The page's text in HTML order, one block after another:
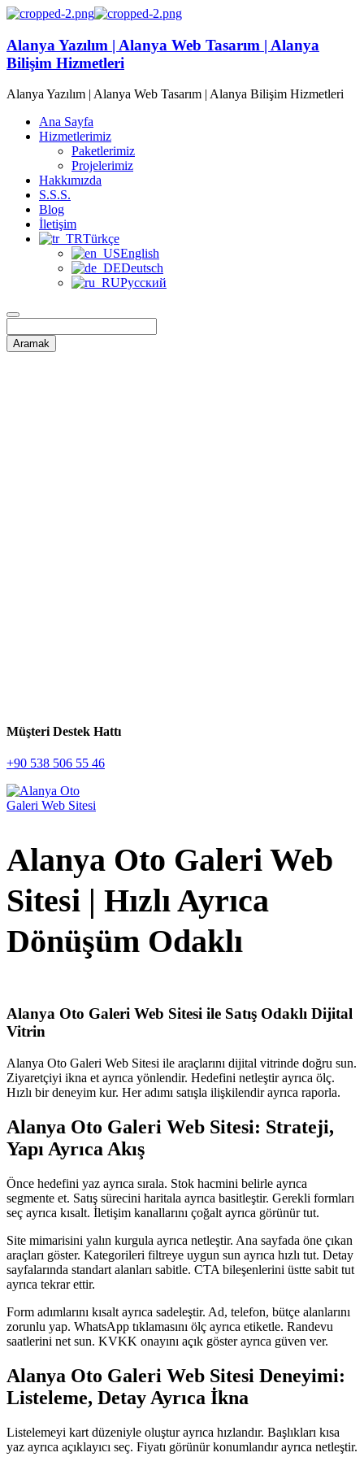
Alanya Yazılım | Alanya Web Tasarım | Alanya
Bilişim Hizmetleri
Alanya Yazılım | Alanya Web Tasarım | Alanya Bilişim Hizmetleri
Ana Sayfa
Hizmetlerimiz
Paketlerimiz
Projelerimiz
Hakkımızda
S.S.S.
Blog
İletişim
Türkçe
English
Deutsch
Русский
Müşteri Destek Hattı
+90 538 506 55 46
Alanya Oto Galeri Web
Sitesi | Hızlı Ayrıca
Dönüşüm Odaklı
Alanya Oto Galeri Web Sitesi ile Satış Odaklı Dijital
Vitrin
Alanya Oto Galeri Web Sitesi ile araçlarını dijital vitrinde doğru sun.
Ziyaretçiyi ikna et ayrıca yönlendir. Hedefini netleştir ayrıca ölç.
Hızlı bir deneyim kur. Her adımı satışla ilişkilendir ayrıca raporla.
Alanya Oto Galeri Web Sitesi: Strateji,
Yapı Ayrıca Akış
Önce hedefini yaz ayrıca sırala. Stok hacmini belirle ayrıca
segmente et. Satış sürecini haritala ayrıca basitleştir. Gerekli formları
seç ayrıca kısalt. İletişim kanallarını çoğalt ayrıca görünür tut.
Site mimarisini yalın kurgula ayrıca netleştir. Ana sayfada öne çıkan
araçları göster. Kategorileri filtreye uygun sun ayrıca hızlı tut. Detay
sayfalarında standart alanları sabitle. CTA bileşenlerini üstte sabit tut
ayrıca tekrar ettir.
Form adımlarını kısalt ayrıca sadeleştir. Ad, telefon, bütçe alanlarını
zorunlu yap. WhatsApp tıklamasını ölç ayrıca etiketle. Randevu
saatlerini net sun. KVKK onayını açık göster ayrıca güven ver.
Alanya Oto Galeri Web Sitesi Deneyimi:
Listeleme, Detay Ayrıca İkna
Listelemeyi kart düzeniyle oluştur ayrıca hızlandır. Başlıkları kısa
yaz ayrıca açıklayıcı seç. Fiyatı görünür konumlandır ayrıca netleştir.